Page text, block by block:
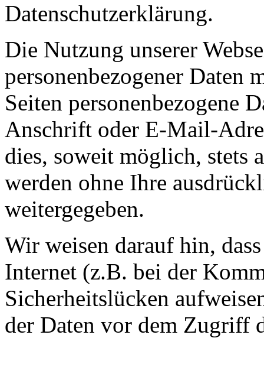
Datenschutzerklärung.
Die Nutzung unserer
personenbezogener Daten
Seiten personenbezogene
Anschrift oder E-Mail-
dies, soweit möglich, stets
werden ohne Ihre
weitergegeben.
Wir weisen darauf hin,
Internet (z.B. bei der
Sicherheitslücken
der Daten vor dem Zugriff